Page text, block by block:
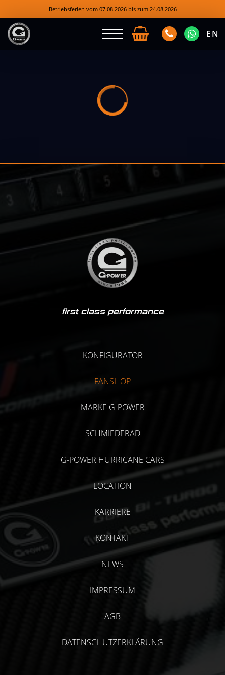
Betriebsferien vom 07.08.2026 bis zum 24.08.2026
EN
first class performance
KONFIGURATOR
FANSHOP
MARKE G-POWER
SCHMIEDERAD
G-POWER HURRICANE CARS
LOCATION
KARRIERE
KONTAKT
NEWS
IMPRESSUM
AGB
DATENSCHUTZERKLÄRUNG